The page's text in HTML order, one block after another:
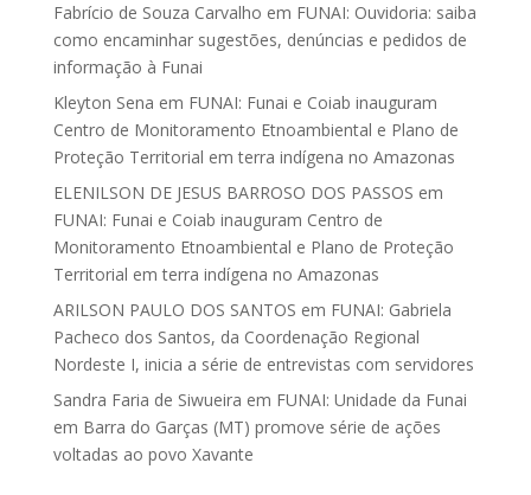
Fabrício de Souza Carvalho em FUNAI: Ouvidoria: saiba
como encaminhar sugestões, denúncias e pedidos de
informação à Funai
Kleyton Sena em FUNAI: Funai e Coiab inauguram
Centro de Monitoramento Etnoambiental e Plano de
Proteção Territorial em terra indígena no Amazonas
ELENILSON DE JESUS BARROSO DOS PASSOS em
FUNAI: Funai e Coiab inauguram Centro de
Monitoramento Etnoambiental e Plano de Proteção
Territorial em terra indígena no Amazonas
ARILSON PAULO DOS SANTOS em FUNAI: Gabriela
Pacheco dos Santos, da Coordenação Regional
Nordeste I, inicia a série de entrevistas com servidores
Sandra Faria de Siwueira em FUNAI: Unidade da Funai
em Barra do Garças (MT) promove série de ações
voltadas ao povo Xavante